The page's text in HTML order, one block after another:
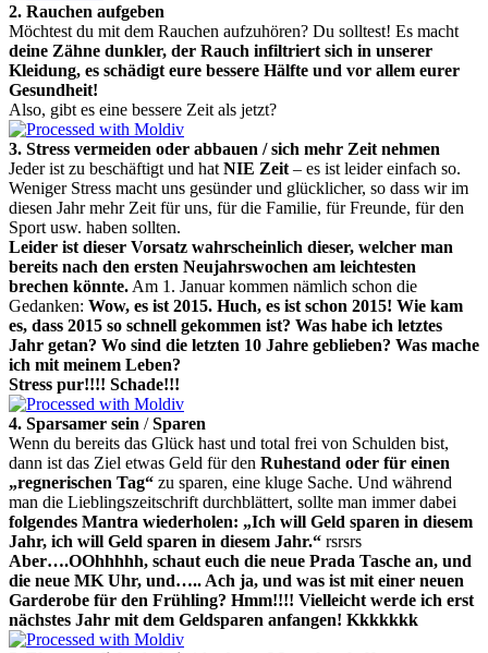
2. Rauchen aufgeben
Möchtest du mit dem Rauchen aufzuhören? Du solltest! Es macht
deine Zähne dunkler, der Rauch infiltriert sich in unserer
Kleidung, es schädigt eure bessere Hälfte und vor allem eurer
Gesundheit!
Also, gibt es eine bessere Zeit als jetzt?
3. Stress vermeiden oder abbauen / sich mehr Zeit nehmen
Jeder ist zu beschäftigt und hat NIE Zeit – es ist leider einfach so.
Weniger Stress macht uns gesünder und glücklicher, so dass wir im
diesen Jahr mehr Zeit für uns, für die Familie, für Freunde, für den
Sport usw. haben sollten.
Leider ist dieser Vorsatz wahrscheinlich dieser, welcher man
bereits nach den ersten Neujahrswochen am leichtesten
brechen könnte. Am 1. Januar kommen nämlich schon die
Gedanken: Wow, es ist 2015. Huch, es ist schon 2015! Wie kam
es, dass 2015 so schnell gekommen ist? Was habe ich letztes
Jahr getan? Wo sind die letzten 10 Jahre geblieben? Was mache
ich mit meinem Leben?
Stress pur!!!! Schade!!!
4. Sparsamer sein /Sparen
Wenn du bereits das Glück hast und total frei von Schulden bist,
dann ist das Ziel etwas Geld für den Ruhestand oder für einen
„regnerischen Tag“ zu sparen, eine kluge Sache. Und während
man die Lieblingszeitschrift durchblättert, sollte man immer dabei
folgendes Mantra wiederholen: „Ich will Geld sparen in diesem
Jahr, ich will Geld sparen in diesem Jahr.“ rsrsrs
Aber….OOhhhhh, schaut euch die neue Prada Tasche an, und
die neue MK Uhr, und….. Ach ja, und was ist mit einer neuen
Garderobe für den Frühling? Hmm!!!! Vielleicht werde ich erst
nächstes Jahr mit dem Geldsparen anfangen! Kkkkkkk